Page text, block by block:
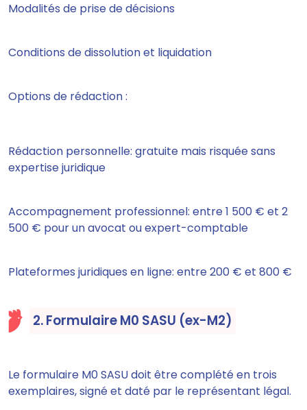
Modalités de prise de décisions
Conditions de dissolution et liquidation
Options de rédaction :
Rédaction personnelle: gratuite mais risquée sans
expertise juridique
Accompagnement professionnel: entre 1 500 € et 2
500 € pour un avocat ou expert-comptable
Plateformes juridiques en ligne: entre 200 € et 800 €
2. Formulaire M0 SASU (ex-M2)
Le formulaire M0 SASU doit être complété en trois
exemplaires, signé et daté par le représentant légal.